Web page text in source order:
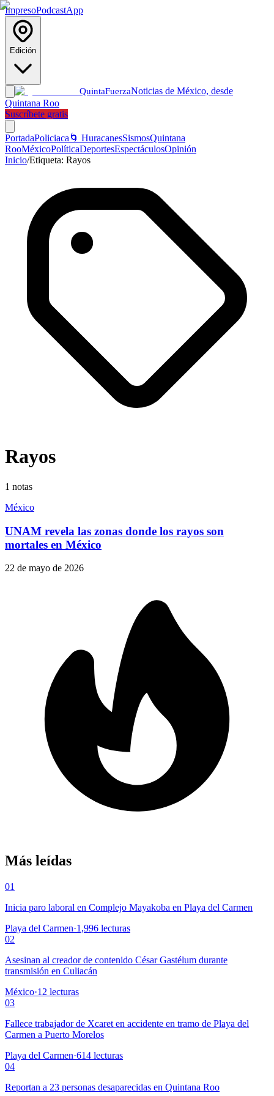
ImpresoPodcastApp
Edición
QuintaFuerzaNoticias de México, desde
Quintana Roo
Suscríbete gratis
PortadaPoliciaca 🌀 HuracanesSismosQuintana
RooMéxicoPolíticaDeportesEspectáculosOpinión
Inicio/Etiqueta: Rayos
Rayos
1 notas
México
UNAM revela las zonas donde los rayos son
mortales en México
22 de mayo de 2026
Más leídas
01
Inicia paro laboral en Complejo Mayakoba en Playa del Carmen
Playa del Carmen·1,996 lecturas
02
Asesinan al creador de contenido César Gastélum durante
transmisión en Culiacán
México·12 lecturas
03
Fallece trabajador de Xcaret en accidente en tramo de Playa del
Carmen a Puerto Morelos
Playa del Carmen·614 lecturas
04
Reportan a 23 personas desaparecidas en Quintana Roo